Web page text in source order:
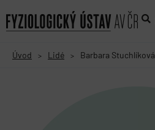
Úvod > Lidé > Barbara Stuchlíková